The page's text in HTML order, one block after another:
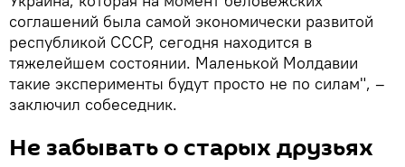
соглашений была самой экономически развитой
республикой СССР, сегодня находится в
тяжелейшем состоянии. Маленькой Молдавии
такие эксперименты будут просто не по силам", –
заключил собеседник.
Не забывать о старых друзьях